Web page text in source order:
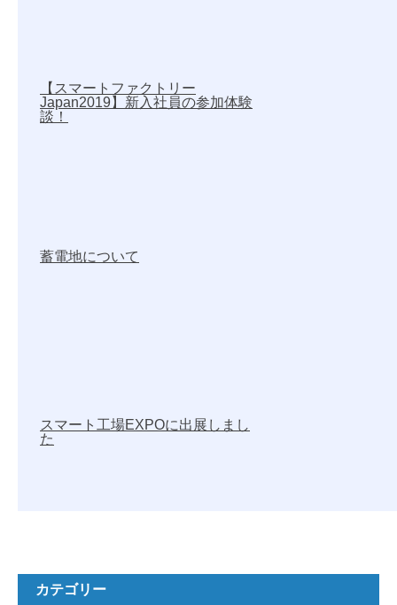
【スマートファクトリー
Japan2019】新入社員の参加体験
談！
蓄電地について
スマート工場EXPOに出展しまし
た
カテゴリー